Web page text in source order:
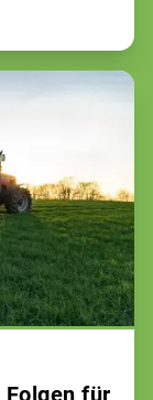
Folgen für